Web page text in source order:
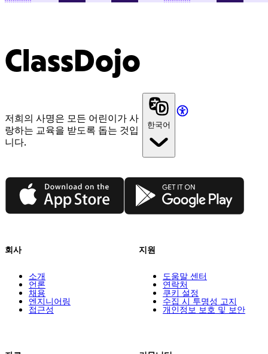
ClassDojo
저희의 사명은 모든 어린이가 사
랑하는 교육을 받도록 돕는 것입
니다.
한국어
App Store Google Play
회사
소개
언론
채용
엔지니어링
접근성
지원
도움말 센터
연락처
쿠키 설정
수집 시 투명성 고지
개인정보 보호 및 보안